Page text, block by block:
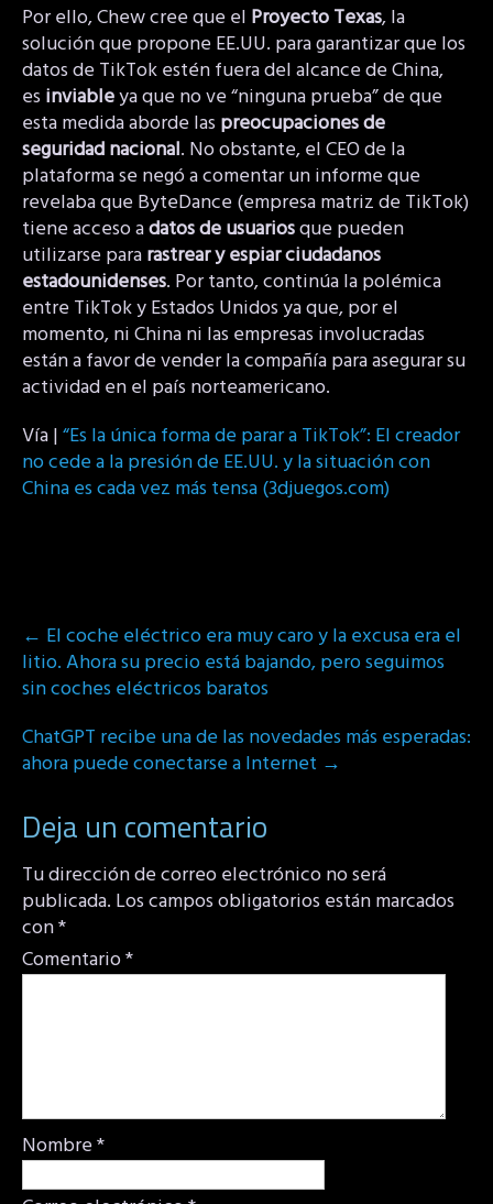
Por ello, Chew cree que el Proyecto Texas, la
solución que propone EE.UU. para garantizar que los
datos de TikTok estén fuera del alcance de China,
es inviableya que no ve “ninguna prueba” de que
esta medida aborde las preocupaciones de
seguridad nacional. No obstante, el CEO de la
plataforma se negó a comentar un informe que
revelaba que ByteDance (empresa matriz de TikTok)
tiene acceso adatos de usuariosque pueden
utilizarse pararastrear y espiar ciudadanos
estadounidenses. Por tanto, continúa la polémica
entre TikTok y Estados Unidos ya que, por el
momento, ni China ni las empresas involucradas
están a favor de vender la compañía para asegurar su
actividad en el país norteamericano.
Vía |“Es la única forma de parar a TikTok”: El creador
no cede a la presión de EE.UU. y la situación con
China es cada vez más tensa (3djuegos.com)
Post
navigation
← El coche eléctrico era muy caro y la excusa era el
litio. Ahora su precio está bajando, pero seguimos
sin coches eléctricos baratos
ChatGPT recibe una de las novedades más esperadas:
ahora puede conectarse a Internet →
Deja un comentario
Tu dirección de correo electrónico no será
publicada. Los campos obligatorios están marcados
con*
Comentario*
Nombre*